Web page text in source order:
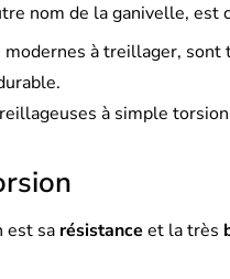
nom de la ganivelle,
à treillager, sont
à simple
est sa résistance et la très